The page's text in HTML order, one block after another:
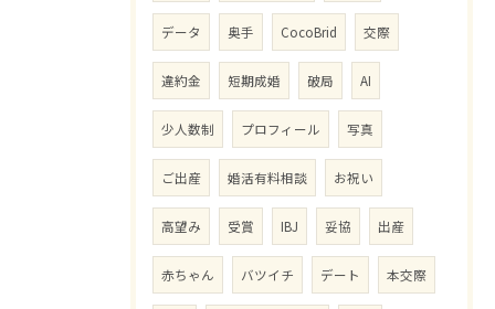
データ 奥手 CocoBrid 交際
違約金 短期成婚 破局 AI
少人数制 プロフィール 写真
ご出産 婚活有料相談 お祝い
高望み 受賞 IBJ 妥協 出産
赤ちゃん バツイチ デート 本交際